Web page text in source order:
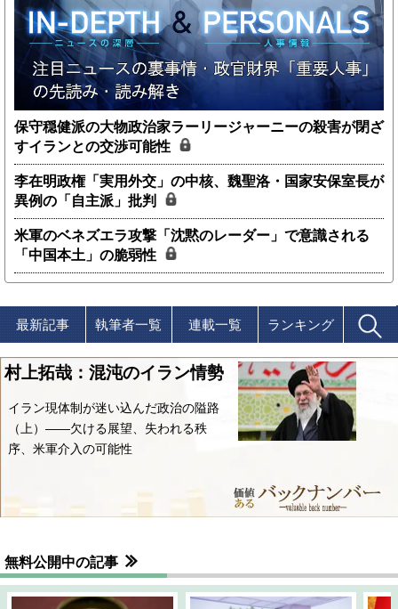
保守穏健派の大物政治家ラーリージャーニーの殺害が閉ざ
すイランとの交渉可能性
李在明政権「実用外交」の中核、魏聖洛・国家安保室長が
異例の「自主派」批判
米軍のベネズエラ攻撃「沈黙のレーダー」で意識される
「中国本土」の脆弱性
最新記事 執筆者一覧 連載一覧 ランキング
村上拓哉：混沌のイラン情勢
イラン現体制が迷い込んだ政治の隘路
（上）――欠ける展望、失われる秩
序、米軍介入の可能性
無料公開中の記事